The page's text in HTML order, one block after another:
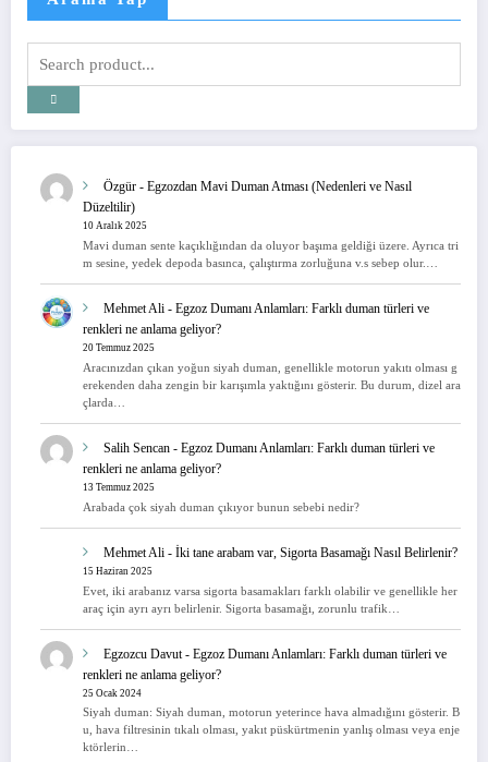
Özgür - Egzozdan Mavi Duman Atması (Nedenleri ve Nasıl
Düzeltilir)
10 Aralık 2025
Mavi duman sente kaçıklığından da oluyor başıma geldiği üzere. Ayrıca tri
m sesine, yedek depoda basınca, çalıştırma zorluğuna v.s sebep olur.…
Mehmet Ali - Egzoz Dumanı Anlamları: Farklı duman türleri ve
renkleri ne anlama geliyor?
20 Temmuz 2025
Aracınızdan çıkan yoğun siyah duman, genellikle motorun yakıtı olması g
erekenden daha zengin bir karışımla yaktığını gösterir. Bu durum, dizel ara
çlarda…
Salih Sencan - Egzoz Dumanı Anlamları: Farklı duman türleri ve
renkleri ne anlama geliyor?
13 Temmuz 2025
Arabada çok siyah duman çıkıyor bunun sebebi nedir?
Mehmet Ali - İki tane arabam var, Sigorta Basamağı Nasıl Belirlenir?
15 Haziran 2025
Evet, iki arabanız varsa sigorta basamakları farklı olabilir ve genellikle her
araç için ayrı ayrı belirlenir. Sigorta basamağı, zorunlu trafik…
Egzozcu Davut - Egzoz Dumanı Anlamları: Farklı duman türleri ve
renkleri ne anlama geliyor?
25 Ocak 2024
Siyah duman: Siyah duman, motorun yeterince hava almadığını gösterir. B
u, hava filtresinin tıkalı olması, yakıt püskürtmenin yanlış olması veya enje
ktörlerin…